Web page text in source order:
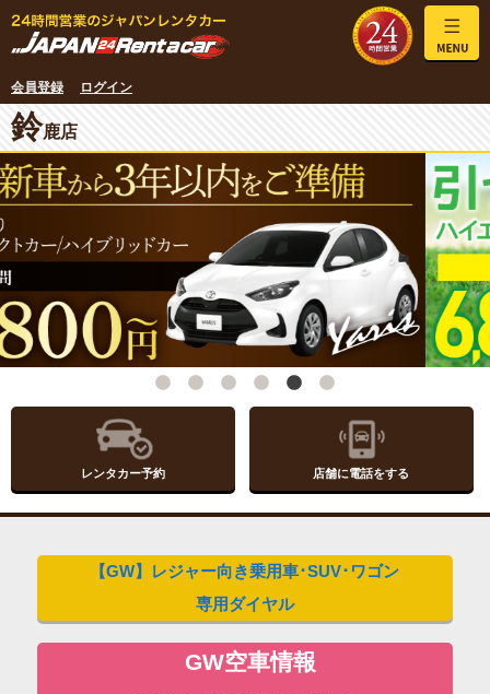
会員登録 ログイン
鈴鹿店
レンタカー予約 店舗に電話をする
【GW】レジャー向き乗用車･SUV･ワゴン
専用ダイヤル
GW空車情報